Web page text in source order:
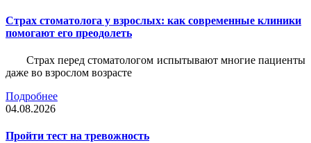
Страх стоматолога у взрослых: как современные клиники
помогают его преодолеть
Страх перед стоматологом испытывают многие пациенты
даже во взрослом возрасте
Подробнее
04.08.2026
Пройти тест на тревожность